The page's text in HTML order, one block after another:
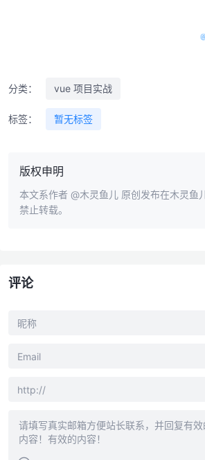
分类： vue 项目实战
标签： 暂无标签
版权申明
本文系作者 @木灵鱼儿 原创发布在木灵鱼
禁止转载。
评论